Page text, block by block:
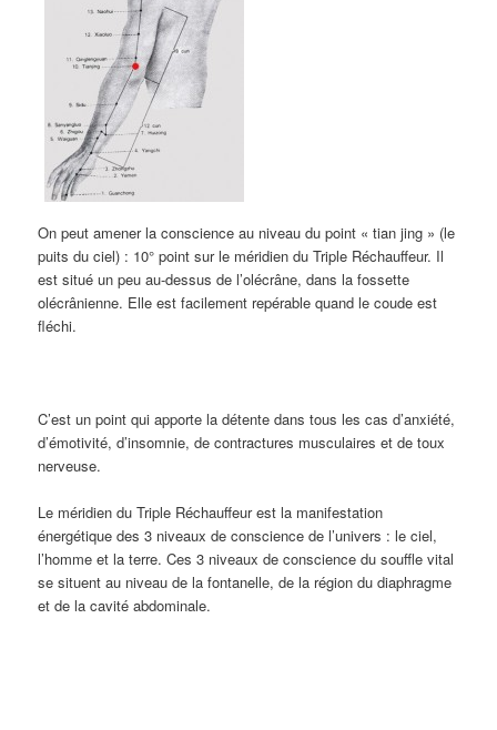
On peut amener la conscience au niveau du point « tian jing » (le
puits du ciel) : 10° point sur le méridien du Triple Réchauffeur. Il
est situé un peu au-dessus de l’olécrâne, dans la fossette
olécrânienne. Elle est facilement repérable quand le coude est
fléchi.
C’est un point qui apporte la détente dans tous les cas d’anxiété,
d’émotivité, d’insomnie, de contractures musculaires et de toux
nerveuse.
Le méridien du Triple Réchauffeur est la manifestation
énergétique des 3 niveaux de conscience de l’univers : le ciel,
l’homme et la terre. Ces 3 niveaux de conscience du souffle vital
se situent au niveau de la fontanelle, de la région du diaphragme
et de la cavité abdominale.